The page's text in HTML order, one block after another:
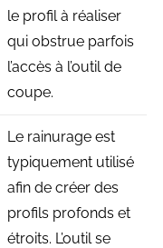
le profil à réaliser
qui obstrue parfois
l’accès à l’outil de
coupe.
Le rainurage est
typiquement utilisé
afin de créer des
profils profonds et
étroits. L’outil se